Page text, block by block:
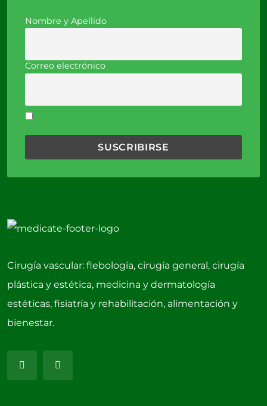
Nombre y Apellido
Correo electrónico
Cirugía vascular: flebología, cirugía general, cirugía
plástica y estética, medicina y dermatología
estéticas, fisiatría y rehabilitación, alimentación y
bienestar.